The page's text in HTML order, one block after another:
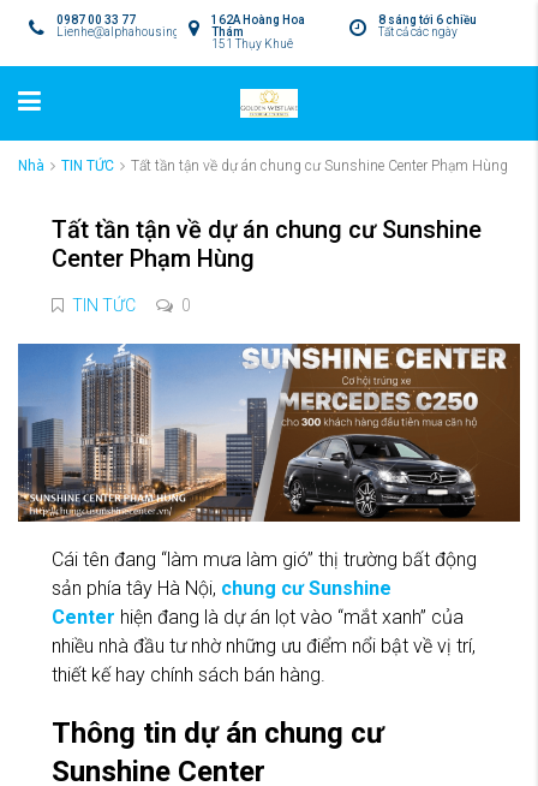
8 sáng tới 6 chiều
Tất cả các ngày
162A Hoàng Hoa
Thám
151 Thụy Khuê
0987 00 33 77
Lienhe@alphahousing.vn
Nhà TIN TỨC Tất tần tận về dự án chung cư Sunshine Center Phạm Hùng
Tất tần tận về dự án chung cư Sunshine
Center Phạm Hùng
TIN TỨC 0
Cái tên đang “làm mưa làm gió” thị trường bất động
sản phía tây Hà Nội, chung cư Sunshine
Center hiện đang là dự án lọt vào “mắt xanh” của
nhiều nhà đầu tư nhờ những ưu điểm nổi bật về vị trí,
thiết kế hay chính sách bán hàng.
Thông tin dự án chung cư
Sunshine Center